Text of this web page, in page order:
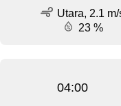
Utara, 2.1 m/
23 %
04:00